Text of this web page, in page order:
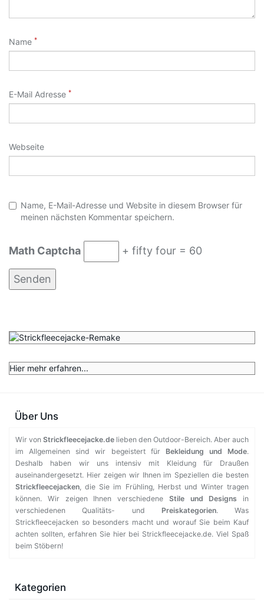
Name *
E-Mail Adresse *
Webseite
Name, E-Mail-Adresse und Website in diesem Browser für
meinen nächsten Kommentar speichern.
Math Captcha + fifty four = 60
Hier mehr erfahren...
Über Uns
Wir von Strickfleecejacke.de lieben den Outdoor-Bereich. Aber auch
im Allgemeinen sind wir begeistert für Bekleidung und Mode.
Deshalb haben wir uns intensiv mit Kleidung für Draußen
auseinandergesetzt. Hier zeigen wir Ihnen im Speziellen die besten
Strickfleecejacken , die Sie im Frühling, Herbst und Winter tragen
können. Wir zeigen Ihnen verschiedene Stile und Designs in
verschiedenen Qualitäts- und Preiskategorien. Was
Strickfleecejacken so besonders macht und worauf Sie beim Kauf
achten sollten, erfahren Sie hier bei Strickfleecejacke.de. Viel Spaß
beim Stöbern!
Kategorien